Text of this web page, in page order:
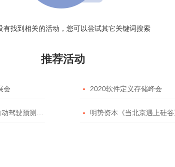
有找到相关的活动，您可以尝试其它关键词搜索
推荐活动
会  2020软件定义存储峰会
测模型挑战赛  明势资本《当北京遇上硅谷》系列